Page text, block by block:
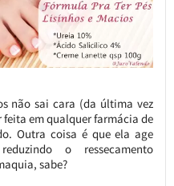
não sai cara (da última vez
feita em qualquer farmácia de
Outra coisa é que ela age
o ressecamento
sabe?